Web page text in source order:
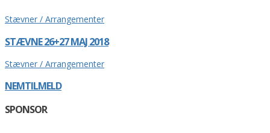
Stævner / Arrangementer
STÆVNE 26+27 MAJ 2018
Stævner / Arrangementer
NEMTILMELD
SPONSOR